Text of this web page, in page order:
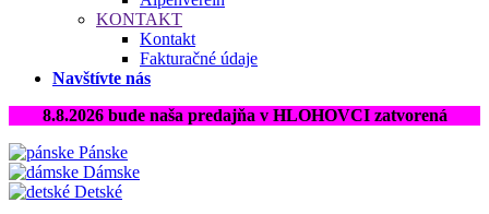
KONTAKT
Kontakt
Fakturačné údaje
Navštívte nás
8.8.2026 bude naša predajňa v HLOHOVCI zatvorená
Pánske
Dámske
Detské